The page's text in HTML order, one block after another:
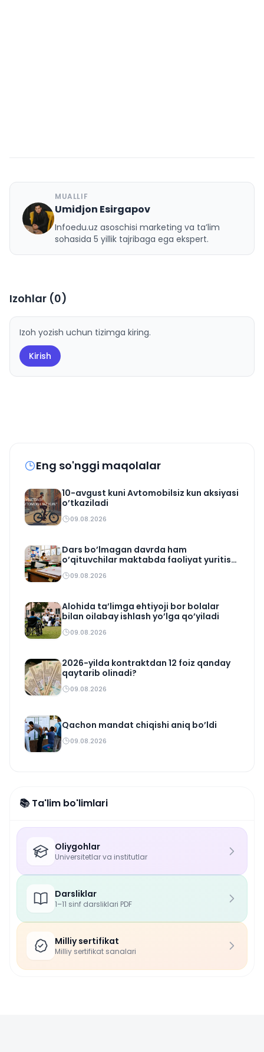
U
MUALLIF
Umidjon Esirgapov
Infoedu.uz asoschisi marketing va ta’lim
sohasida 5 yillik tajribaga ega ekspert.
Izohlar (0)
Izoh yozish uchun tizimga kiring.
Kirish
Eng so'nggi maqolalar
10-avgust kuni Avtomobilsiz kun aksiyasi
o’tkaziladi
09.08.2026
Dars bo’lmagan davrda ham
o’qituvchilar maktabda faoliyat yuritishi
zarur09.08.2026
Alohida ta’limga ehtiyoji bor bolalar
bilan oilabay ishlash yo’lga qo’yiladi
09.08.2026
2026-yilda kontraktdan 12 foiz qanday
qaytarib olinadi?
09.08.2026
Qachon mandat chiqishi aniq bo’ldi
09.08.2026
📚 Ta'lim bo'limlari
Oliygohlar
Universitetlar va institutlar
Darsliklar
1–11 sinf darsliklari PDF
Milliy sertifikat
Milliy sertifikat sanalari